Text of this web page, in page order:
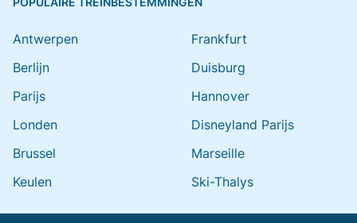
Antwerpen
Berlijn
Parijs
Londen
Brussel
Keulen
Frankfurt
Duisburg
Hannover
Disneyland Parijs
Marseille
Ski-Thalys